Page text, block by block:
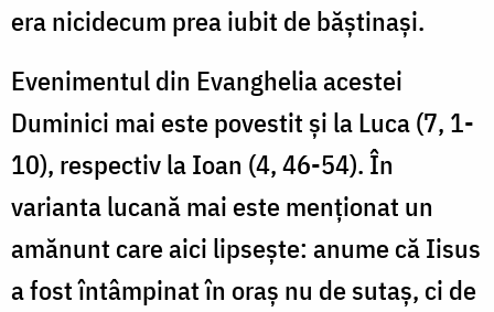
era nicidecum prea iubit de băștinași.
Evenimentul din Evanghelia acestei
Duminici mai este povestit și la Luca (7, 1-
10), respectiv la Ioan (4, 46-54). În
varianta lucană mai este menționat un
amănunt care aici lipsește: anume că Iisus
a fost întâmpinat în oraș nu de sutaș, ci de